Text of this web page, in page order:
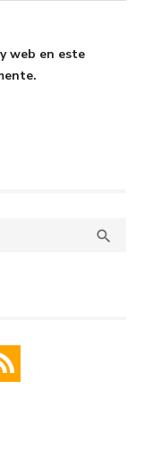
web en este
